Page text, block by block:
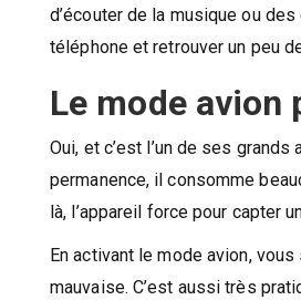
d’écouter de la musique ou
téléphone et retrouver un peu
Le mode avion
Oui, et c’est l’un de ses
permanence, il consomme
là, l’appareil force pour capter
En activant le mode avion,
mauvaise. C’est aussi très